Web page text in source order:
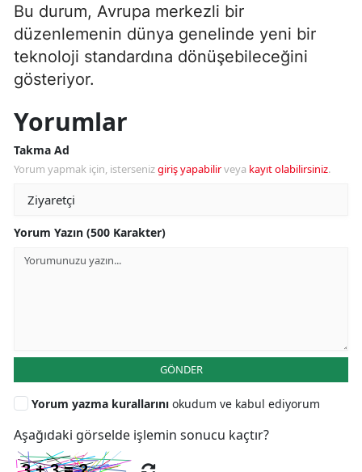
Bu durum, Avrupa merkezli bir
düzenlemenin dünya genelinde yeni bir
teknoloji standardına dönüşebileceğini
gösteriyor.
Yorumlar
Takma Ad
Yorum yapmak için, istersenizgiriş yapabilirveya kayıt olabilirsiniz.
Yorum Yazın (500 Karakter)
GÖNDER
Yorum yazma kurallarını okudum ve kabul ediyorum
Aşağıdaki görselde işlemin sonucu kaçtır?